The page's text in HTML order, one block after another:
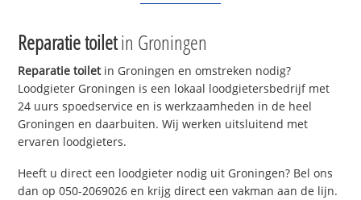
Reparatie toiletin Groningen
Reparatie toiletin Groningen en omstreken nodig?
Loodgieter Groningen is een lokaal loodgietersbedrijf met
24 uurs spoedservice en is werkzaamheden in de heel
Groningen en daarbuiten. Wij werken uitsluitend met
ervaren loodgieters.
Heeft u direct een loodgieter nodig uit Groningen? Bel ons
dan op 050-2069026 en krijg direct een vakman aan de lijn.